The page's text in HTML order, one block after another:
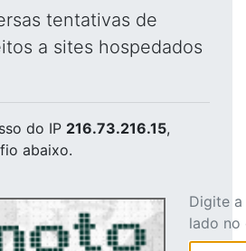
tentativas de
a sites hospedados
do IP 216.73.216.15,
abaixo.
Digite
lado no